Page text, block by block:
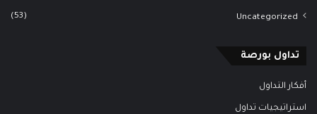
Uncategorized
(53)
تداول بورصة
أفكار التداول
استراتيجيات تداول